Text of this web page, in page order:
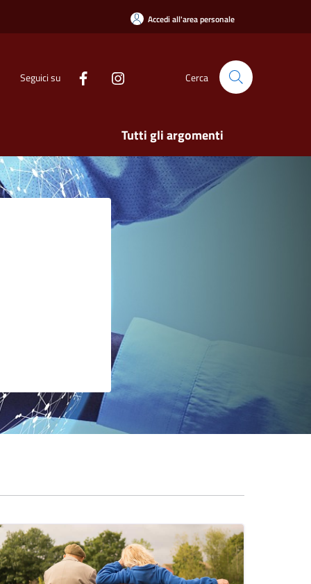
Accedi all'area personale
Seguici su Cerca
Tutti gli argomenti